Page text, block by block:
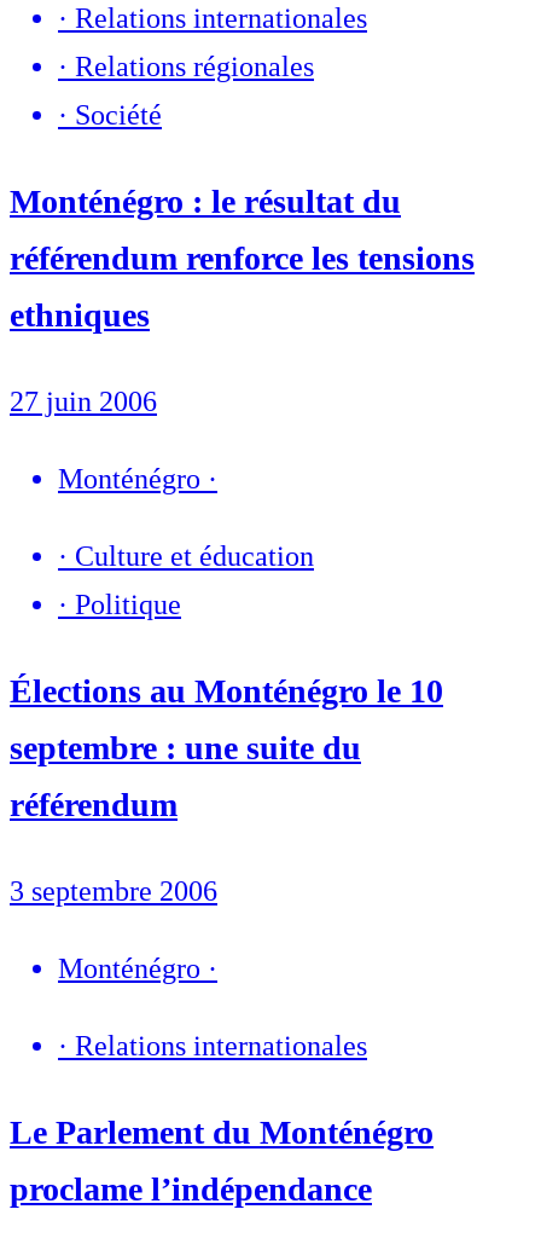
· Relations internationales
· Relations régionales
· Société
Monténégro : le résultat du
référendum renforce les tensions
ethniques
27 juin 2006
Monténégro ·
· Culture et éducation
· Politique
Élections au Monténégro le 10
septembre : une suite du
référendum
3 septembre 2006
Monténégro ·
· Relations internationales
Le Parlement du Monténégro
proclame l’indépendance